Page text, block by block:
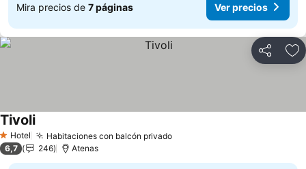
Mira precios de 7 páginas Ver precios
Compartir
1 Estrellas
Hotel Habitaciones con balcón privado
Tivoli
6,7 246 Atenas